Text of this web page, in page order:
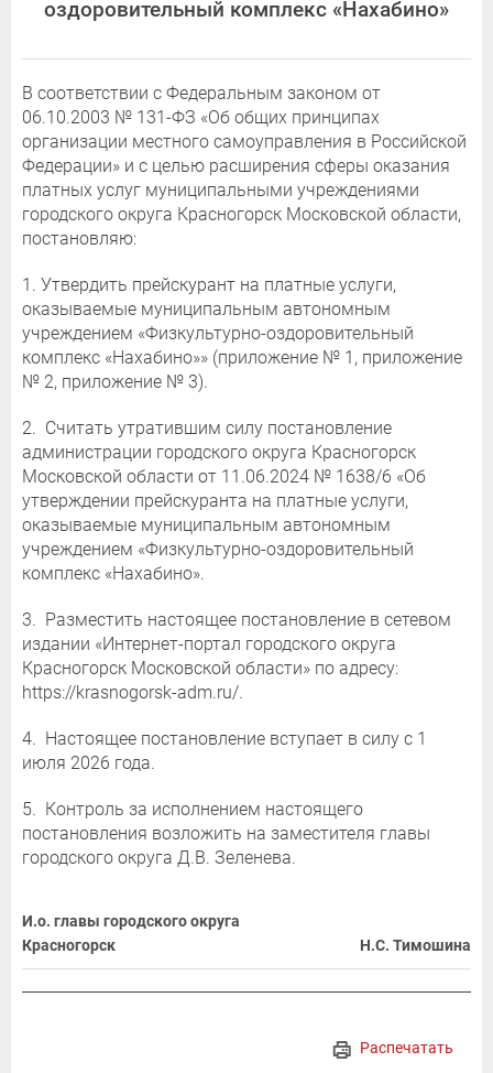
оздоровительный комплекс «Нахабино»
В соответствии с Федеральным законом от
06.10.2003 № 131-ФЗ «Об общих принципах
организации местного самоуправления в Российской
Федерации» и с целью расширения сферы оказания
платных услуг муниципальными учреждениями
городского округа Красногорск Московской области,
постановляю:
1. Утвердить прейскурант на платные услуги,
оказываемые муниципальным автономным
учреждением «Физкультурно-оздоровительный
комплекс «Нахабино»» (приложение № 1, приложение
№ 2, приложение № 3).
2. Считать утратившим силу постановление
администрации городского округа Красногорск
Московской области от 11.06.2024 № 1638/6 «Об
утверждении прейскуранта на платные услуги,
оказываемые муниципальным автономным
учреждением «Физкультурно-оздоровительный
комплекс «Нахабино».
3. Разместить настоящее постановление в сетевом
издании «Интернет-портал городского округа
Красногорск Московской области» по адресу:
https://krasnogorsk-adm.ru/.
4. Настоящее постановление вступает в силу с 1
июля 2026 года.
5. Контроль за исполнением настоящего
постановления возложить на заместителя главы
городского округа Д.В. Зеленева.
И.о. главы городского округа
Красногорск
Н.С. Тимошина
Распечатать